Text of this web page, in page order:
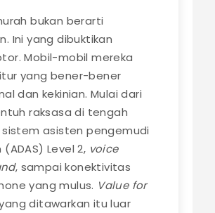
bukan berarti
Ini yang dibuktikan
Mobil-mobil mereka
yang bener-bener
dan kekinian. Mulai dari
raksasa di tengah
asisten pengemudi
Level 2, voice
, sampai konektivitas
yang mulus. Value for
ditawarkan itu luar